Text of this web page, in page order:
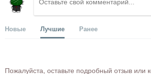
Новые Лучшие Ранее
Пожалуйста, оставьте подробный отзыв